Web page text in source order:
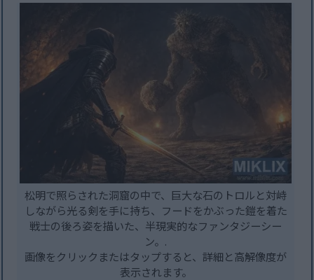
松明で照らされた洞窟の中で、巨大な石のトロルと対峙
しながら光る剣を手に持ち、フードをかぶった鎧を着た
戦士の後ろ姿を描いた、半現実的なファンタジーシー
ン。.
画像をクリックまたはタップすると、詳細と高解像度が
表示されます。